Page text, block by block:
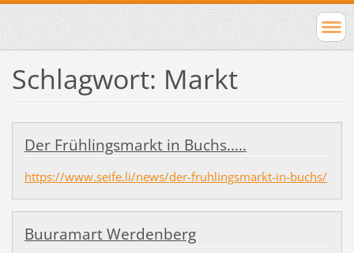
Schlagwort: Markt
Der Frühlingsmarkt in Buchs.....
https://www.seife.li/news/der-fruhlingsmarkt-in-buchs/
Buuramart Werdenberg